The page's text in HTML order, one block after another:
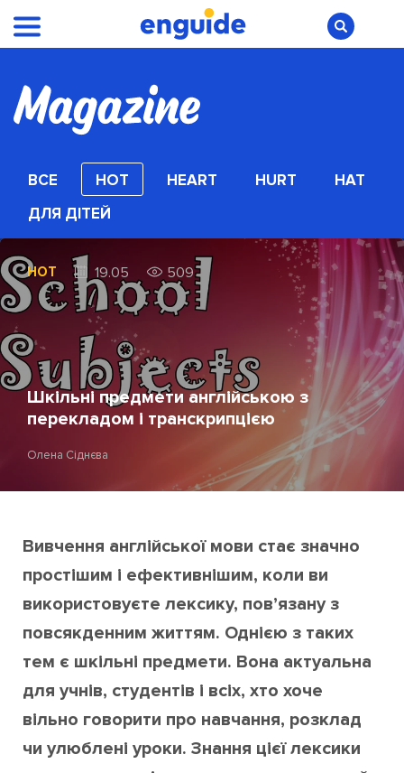
ВСЕ HOT HEART HURT
HAT
ДЛЯ ДІТЕЙ
HOT 19.05 509
Шкільні предмети англійською з
перекладом і транскрипцією
Олена Сіднєва
Вивчення англійської мови стає значно
простішим і ефективнішим, коли ви
використовуєте лексику, пов’язану з
повсякденним життям. Однією з таких
тем є шкільні предмети. Вона актуальна
для учнів, студентів і всіх, хто хоче
вільно говорити про навчання, розклад
чи улюблені уроки. Знання цієї лексики